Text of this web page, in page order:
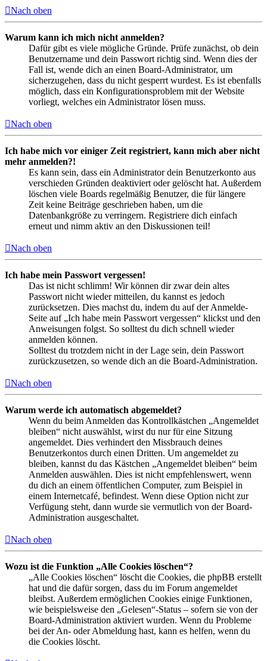
Nach oben
Warum kann ich mich nicht anmelden?
Dafür gibt es viele mögliche Gründe. Prüfe zunächst, ob dein
Benutzername und dein Passwort richtig sind. Wenn dies der
Fall ist, wende dich an einen Board-Administrator, um
sicherzugehen, dass du nicht gesperrt wurdest. Es ist ebenfalls
möglich, dass ein Konfigurationsproblem mit der Website
vorliegt, welches ein Administrator lösen muss.
Nach oben
Ich habe mich vor einiger Zeit registriert, kann mich aber nicht
mehr anmelden?!
Es kann sein, dass ein Administrator dein Benutzerkonto aus
verschieden Gründen deaktiviert oder gelöscht hat. Außerdem
löschen viele Boards regelmäßig Benutzer, die für längere
Zeit keine Beiträge geschrieben haben, um die
Datenbankgröße zu verringern. Registriere dich einfach
erneut und nimm aktiv an den Diskussionen teil!
Nach oben
Ich habe mein Passwort vergessen!
Das ist nicht schlimm! Wir können dir zwar dein altes
Passwort nicht wieder mitteilen, du kannst es jedoch
zurücksetzen. Dies machst du, indem du auf der Anmelde-
Seite auf „Ich habe mein Passwort vergessen“ klickst und den
Anweisungen folgst. So solltest du dich schnell wieder
anmelden können.
Solltest du trotzdem nicht in der Lage sein, dein Passwort
zurückzusetzen, so wende dich an die Board-Administration.
Nach oben
Warum werde ich automatisch abgemeldet?
Wenn du beim Anmelden das Kontrollkästchen „Angemeldet
bleiben“ nicht auswählst, wirst du nur für eine Sitzung
angemeldet. Dies verhindert den Missbrauch deines
Benutzerkontos durch einen Dritten. Um angemeldet zu
bleiben, kannst du das Kästchen „Angemeldet bleiben“ beim
Anmelden auswählen. Dies ist nicht empfehlenswert, wenn
du dich an einem öffentlichen Computer, zum Beispiel in
einem Internetcafé, befindest. Wenn diese Option nicht zur
Verfügung steht, dann wurde sie vermutlich von der Board-
Administration ausgeschaltet.
Nach oben
Wozu ist die Funktion „Alle Cookies löschen“?
„Alle Cookies löschen“ löscht die Cookies, die phpBB erstellt
hat und die dafür sorgen, dass du im Forum angemeldet
bleibst. Außerdem ermöglichen Cookies einige Funktionen,
wie beispielsweise den „Gelesen“-Status – sofern sie von der
Board-Administration aktiviert wurden. Wenn du Probleme
bei der An- oder Abmeldung hast, kann es helfen, wenn du
die Cookies löscht.